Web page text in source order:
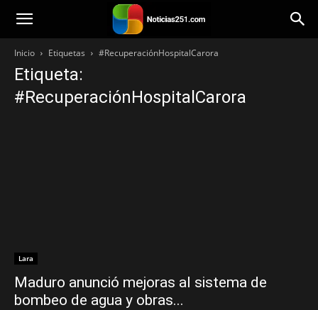
Noticias251
Inicio Etiquetas #RecuperaciónHospitalCarora
Etiqueta:
#RecuperaciónHospitalCarora
Lara
Maduro anunció mejoras al sistema de
bombeo de agua y obras...